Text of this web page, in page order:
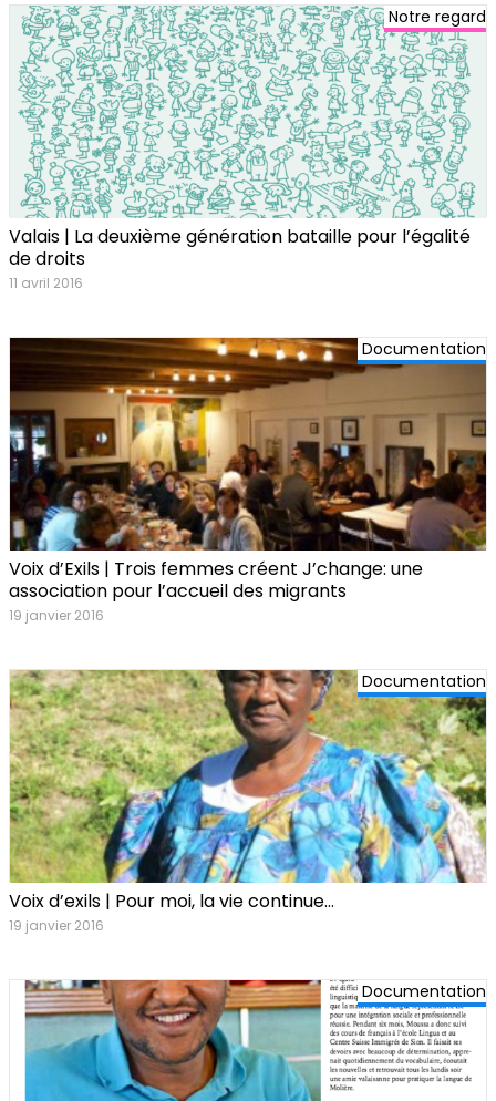
Notre regard
Valais | La deuxième génération bataille pour l’égalité
de droits
11 avril 2016
Documentation
Voix d’Exils | Trois femmes créent J’change: une
association pour l’accueil des migrants
19 janvier 2016
Documentation
Voix d’exils | Pour moi, la vie continue…
19 janvier 2016
Documentation